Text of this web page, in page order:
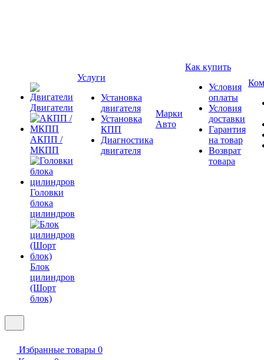
Двигатели
АКПП /
МКПП
Головки
блока
цилиндров
Блок
цилиндров
(Шорт
блок)
Услуги
Установка
двигателя
Установка
КПП
Диагностика
двигателя
Марки
Авто
Как купить
Условия
оплаты
Условия
доставки
Гарантия
на товар
Возврат
товара
Избранные товары 0